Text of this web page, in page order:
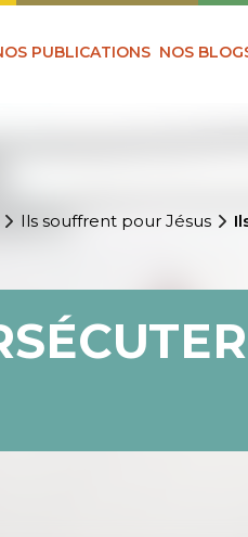
PUBLICATIONS NOS
Ils souffrent pour Jésus